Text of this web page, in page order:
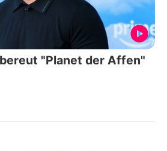
"Planet der Affen"